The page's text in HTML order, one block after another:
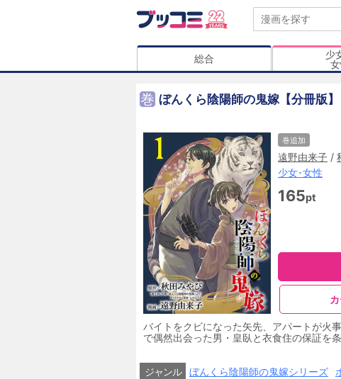
総合
少
巻 ぼんくら陰陽師の鬼嫁【分冊版】
巻追加
遠野由来子 /
少女･女性
165pt
バイトをクビになった矢先、アパートが火
で偶然出会った男・皇臥と衣食住の保証を
の本当の職業は“陰陽師”で…!?【※この商
入の際はご注意ください。】
ジャンル
ぼんくら陰陽師の鬼嫁シリーズ